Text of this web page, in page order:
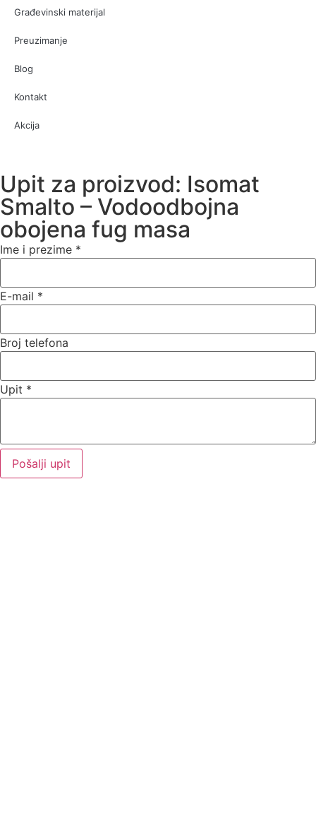
Građevinski materijal
Preuzimanje
Blog
Kontakt
Akcija
Upit za proizvod: Isomat
Smalto – Vodoodbojna
obojena fug masa
Ime i prezime *
E-mail *
Broj telefona
Upit *
Pošalji upit